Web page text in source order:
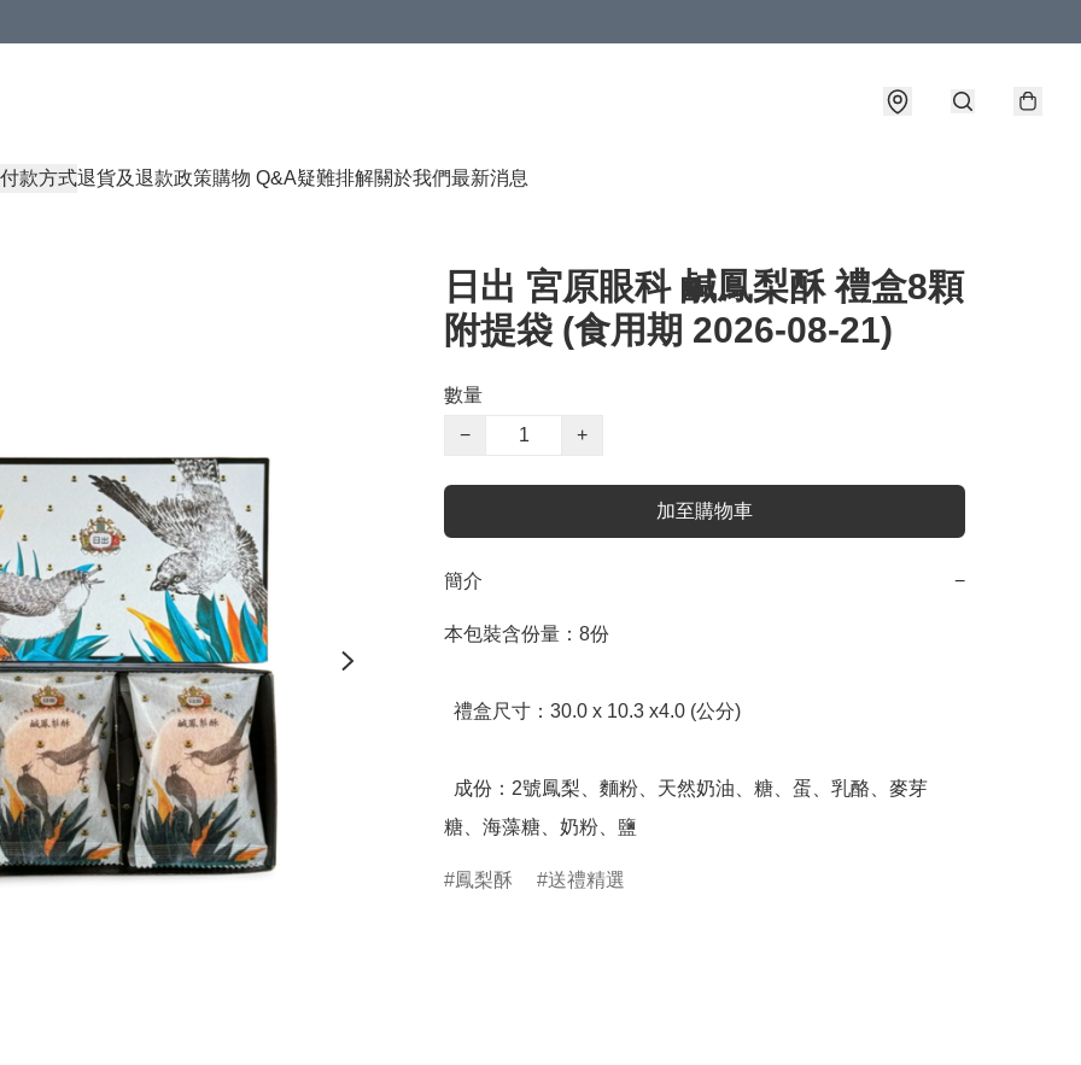
付款方式退貨及退款政策購物 Q&A疑難排解關於我們最新消息
日出 宮原眼科 鹹鳳梨酥 禮盒8顆
附提袋 (食用期 2026-08-21)
數量
−
+
加至購物車
簡介 −
本包裝含份量：8份
糖、海藻糖、奶粉、鹽
鳳梨酥 送禮精選